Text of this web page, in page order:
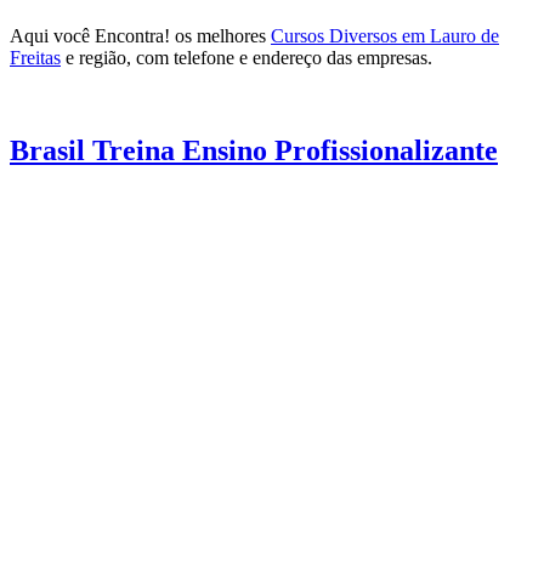
Aqui você Encontra! os melhores Cursos Diversos em Lauro de
Freitas e região, com telefone e endereço das empresas.
Brasil Treina Ensino Profissionalizante